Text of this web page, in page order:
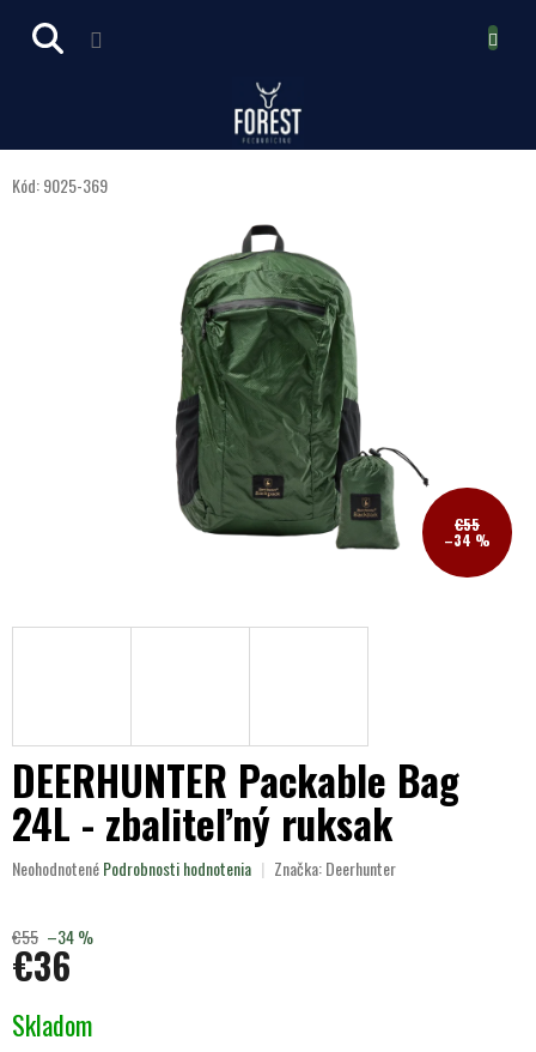
KOŠÍK
Kód:9025-369
€55
–34 %
DEERHUNTER Packable Bag
24L - zbaliteľný ruksak
Priemerné
je
0,0
z
hviezdičiek.
NeohodnotenéPodrobnosti hodnotenia Značka:Deerhunter
€55 –34 %
€36
cena:
Skladom